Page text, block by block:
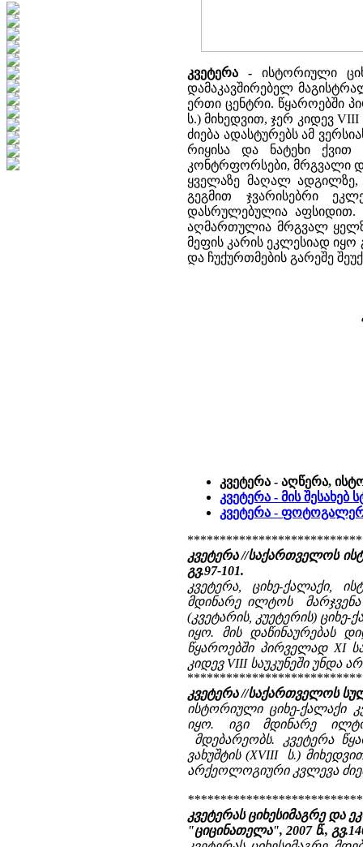
კვეტერა - ისტორიული
დამაკავშირებელ
ერთი ცენტრი. წყაროებში
ს.) მიხედვით, ჯერ კიდევ
ძიება ადასტურებს ამ
რიყისა და ნატეხი ქვით
კონტრფორსები, მრგვალი
ყველაზე მაღალ
გეგმით ჯვარისებრი
დასრულებულია აფსიდით.
აღმართულია მრგვალ
მეფის კარის ეკლესიად
და ჩუქურთმების გარეშე
კვეტერა - აღწერა,
კვეტერა - მის შესახებ
კვეტერა -
კვეტერა //საქართველოს
გვ.97-101.
კვეტერა, ციხე-ქალაქი,
მდინარე ილტოს მარჯვენა
(კვეტარის, კუეტერის)
იყო. მის დაწინაურებას
წყაროებში პირველად XI
კიდევ VIII საუკუნეში უნდა
კვეტერა //საქართველოს
ისტორიული ციხე-ქალაქი
იყო. იგი მდინარე
მდებარეობს. კვეტერა
ვახუშტის (XVIII ს.)
არქეოლოგიური კვლევა
კვეტერას ციხესიმაგრე და
"ციცინათელა", 2007 წ.,